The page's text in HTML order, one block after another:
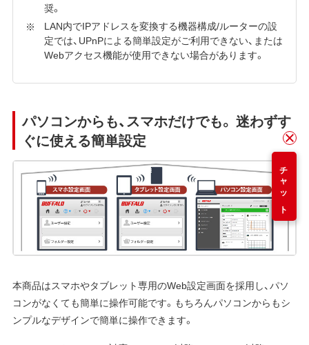
奨。
LAN内でIPアドレスを変換する機器構成/ルーターの設
定では、UPnPによる簡単設定がご利用できない、または
Webアクセス機能が使用できない場合があります。
パソコンからも、スマホだけでも。 迷わずす
ぐに使える簡単設定
本商品はスマホやタブレット専用のWeb設定画面を採用し、パソ
コンがなくても簡単に操作可能です。もちろんパソコンからもシ
ンプルなデザインで簡単に操作できます。
チャット